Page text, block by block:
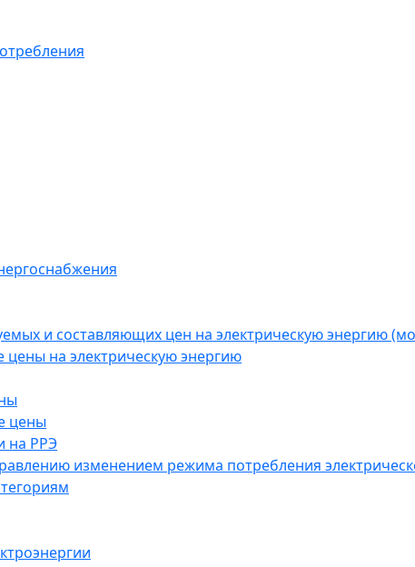
и составляющих цен на электрическую энергию
на электрическую энергию
цены
на РРЭ
изменением режима потребления